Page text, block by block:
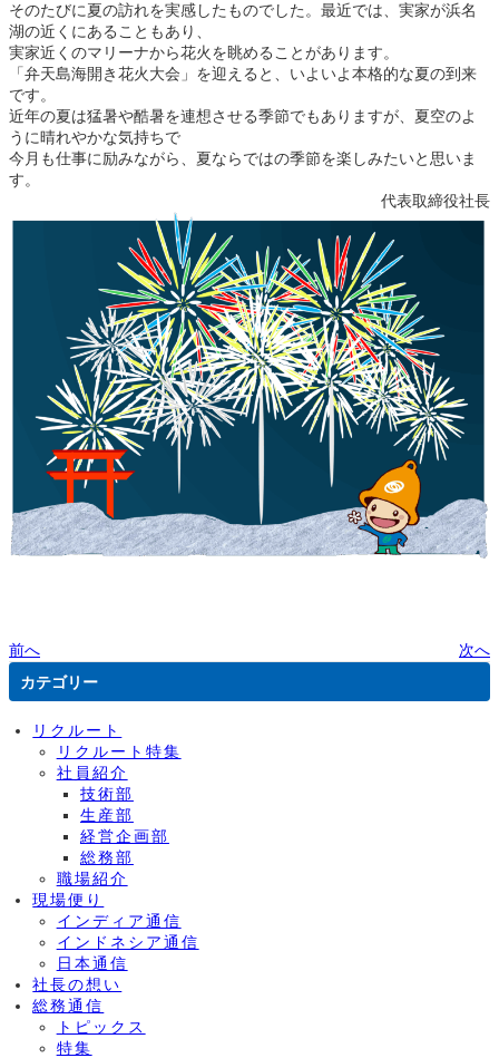
そのたびに夏の訪れを実感したものでした。最近では、実家が浜名
湖の近くにあることもあり、
実家近くのマリーナから花火を眺めることがあります。
「弁天島海開き花火大会」を迎えると、いよいよ本格的な夏の到来
です。
近年の夏は猛暑や酷暑を連想させる季節でもありますが、夏空のよ
うに晴れやかな気持ちで
今月も仕事に励みながら、夏ならではの季節を楽しみたいと思いま
す。
代表取締役社長
前へ
次へ
カテゴリー
リクルート
リクルート特集
社員紹介
技術部
生産部
経営企画部
総務部
職場紹介
現場便り
インディア通信
インドネシア通信
日本通信
社長の想い
総務通信
トピックス
特集